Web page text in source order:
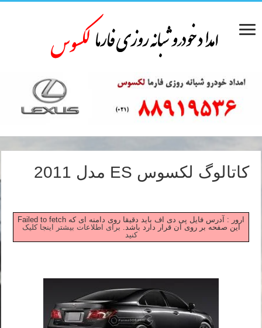
کاتالوگ لکسوس ES مدل 2011
Failed to fetch ارور : آدرس فایل پی دی اف باید دقیقا روی دامنه ای که
این صفحه بر روی آن قرار دارد باشد. برای اطلاعات بیشتر اینجا کلیک
کنید